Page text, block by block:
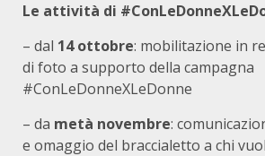
Le attività di
– dal 14 ottobre: mobilitazione in
di foto a supporto della campagna
#ConLeDonneXLeDonne
– da metà novembre:
e omaggio del braccialetto a chi